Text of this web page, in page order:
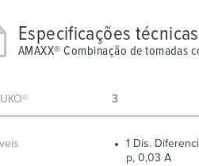
Especificações técnicas
AMAXX® Combinação de tomadas
3
1 Dis.
p, 0,03 A